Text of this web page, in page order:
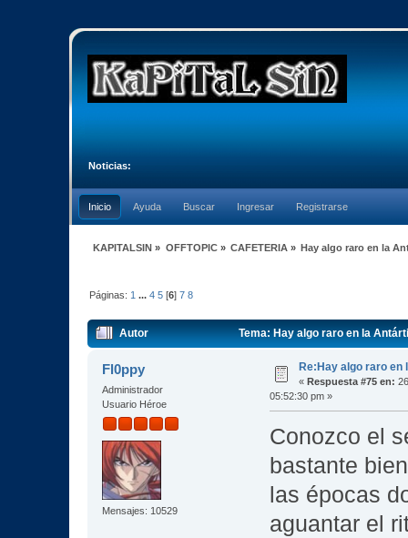
Noticias:
Inicio Ayuda Buscar Ingresar Registrarse
KAPITALSIN » OFFTOPIC» CAFETERIA» Hay algo raro en la
Páginas: 1 ...4 5 [6]7 8
Autor Tema: Hay algo raro en la
Fl0ppy
Administrador
Usuario Héroe
Mensajes: 10529
Re:Hay algo raro en
« Respuesta #75 en:
05:52:30 pm »
Conozco el
bastante
las épocas
aguantar el